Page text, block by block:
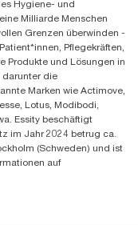
Hygiene- und
Milliarde Menschen
Grenzen überwinden -
Pflegekräften,
Produkte und Lösungen in
darunter die
Marken wie Actimove,
Lotus, Modibodi,
Essity beschäftigt
im Jahr 2024 betrug ca.
(Schweden) und ist
auf